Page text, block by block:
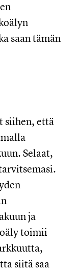
saan tämän
siihen, että
Selaat,
ja
toimii
siitä saa